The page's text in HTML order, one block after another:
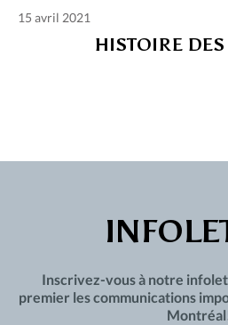
15 avril 2021
HISTOIRE DES
Inscrivez-vous à notre
premier les communications